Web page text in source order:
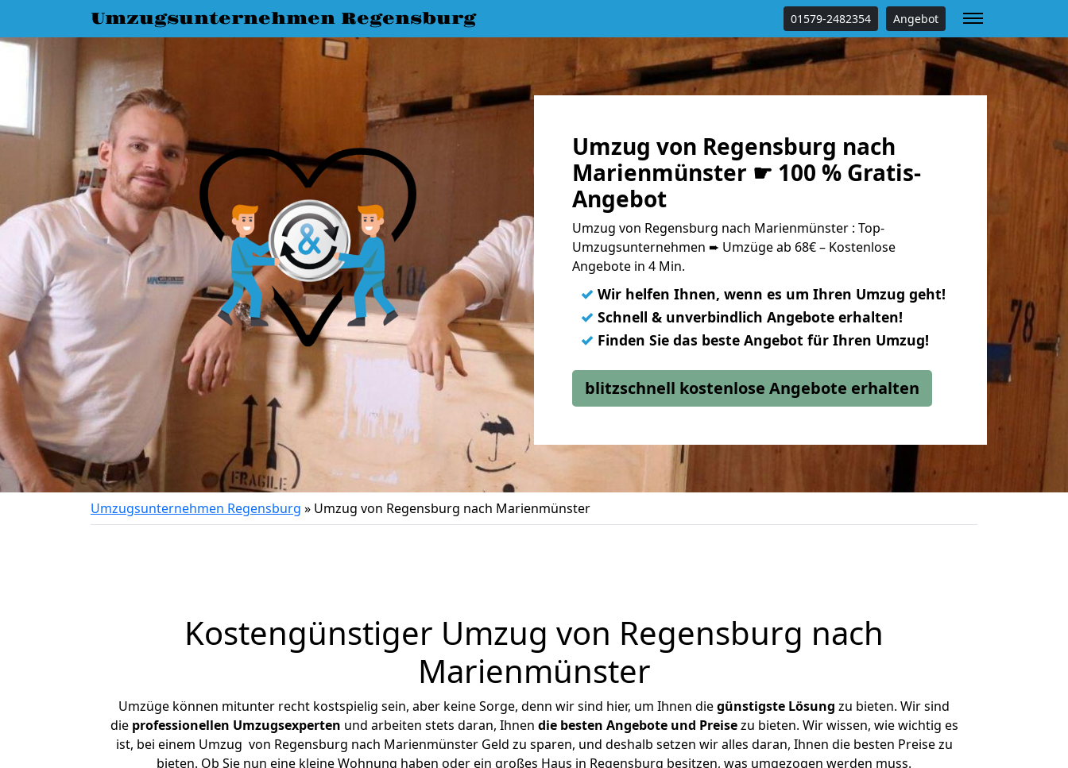
Umzugsunternehmen Regensburg 01579-2482354 Angebot
Umzug von Regensburg nach
Marienmünster ☛ 100 % Gratis-
Angebot
Umzug von Regensburg nach Marienmünster : Top-
Umzugsunternehmen ➨ Umzüge ab 68€ – Kostenlose
Angebote in 4 Min.
✓ Wir helfen Ihnen, wenn es um Ihren Umzug geht!
✓ Schnell & unverbindlich Angebote erhalten!
✓ Finden Sie das beste Angebot für Ihren Umzug!
blitzschnell kostenlose Angebote erhalten
Umzugsunternehmen Regensburg » Umzug von Regensburg nach Marienmünster
Kostengünstiger Umzug von Regensburg nach
Marienmünster
Umzüge können mitunter recht kostspielig sein, aber keine Sorge, denn wir sind hier, um Ihnen diegünstigste Lösung zu bieten. Wir sind
die professionellen Umzugsexperten und arbeiten stets daran, Ihnen die besten Angebote und Preisezu bieten. Wir wissen, wie wichtig es
ist, bei einem Umzug von Regensburg nach Marienmünster Geld zu sparen, und deshalb setzen wir alles daran, Ihnen die besten Preise zu
bieten. Ob Sie nun eine kleine Wohnung haben oder ein großes Haus in Regensburg besitzen, was umgezogen werden muss.